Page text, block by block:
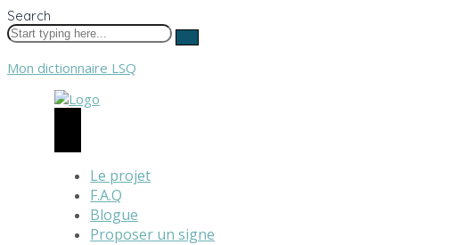
Search
Mon dictionnaire LSQ
Le projet
F.A.Q
Blogue
Proposer un signe